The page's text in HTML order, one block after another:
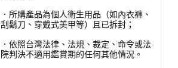
．所購產品為個人衛生用品（如內衣褲、
刮鬍刀、穿戴式美甲等）且已拆封；
．依照台灣法律、法規、裁定、命令或法
院判決不適用鑑賞期的任何其他情況。